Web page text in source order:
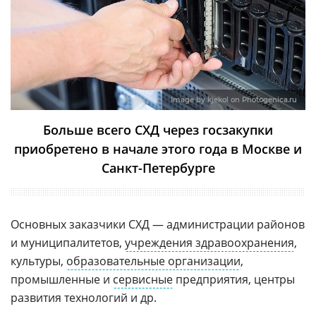
Image by kjekol on Photogenica.ru
Больше всего СХД через госзакупки
приобретено в начале этого года в Москве и
Санкт-Петербурге
Основных заказчики СХД — администрации районов
и муниципалитетов, учреждения здравоохранения,
культуры, образовательные организации,
промышленные и сервисные предприятия, центры
развития технологий и др.